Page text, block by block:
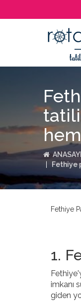
Fethiye
Fethiye
1.
imkanı
giden